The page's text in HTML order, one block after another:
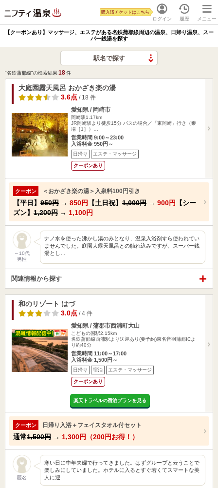
ログイン
購入済チケットはこちら
履歴 メニュー
【クーポンあり】マッサージ、エステがある名鉄蒲郡線周辺の温泉、日帰り温泉、スー
パー銭湯を探す
駅名で探す
"名鉄蒲郡線"の検索結果18件
大庭園露天風呂 おかざき楽の湯
3.6点 / 18 件
愛知県 / 岡崎市
岡崎駅1.17km
JR岡崎駅より徒歩15分 バスの場合／「東岡崎」行き（乗
場［1］）…
営業時間 9:00～23:00
入浴料金 950円～
日帰り エステ・マッサージ
クーポンあり
クーポン ＜おかざき楽の湯＞入泉料100円引き
【平日】 950円 → 850円 【土日祝】 1,000円 → 900円
【シー
ズン】 1,200円 → 1,100円
～10代
男性
ナノ水を使った沸かし湯のみとなり、温泉入浴剤すら使われてい
ませんでした。庭園大露天風呂との触れ込みですが、スーパー銭
湯とし…
関連情報から探す
和のリゾート はづ
3.0点 / 4 件
愛知県 / 蒲郡市西浦町大山
こどもの国駅2.15km
名鉄蒲郡線西浦駅より送迎あり(要予約)東名音羽蒲郡ICよ
り約40分
営業時間 11:00～17:00
入浴料金 1,500円～
日帰り 宿泊 エステ・マッサージ
クーポンあり
楽天トラベルの宿泊プランを見る
クーポン 日帰り入浴＋フェイスタオル付セット
通常1,500円 → 1,300円（200円お得！）
匿名
寒い日に中年夫婦で行ってきました。はずグループと云うことで
楽しみにしていました。ホテルに入るとすぐ若くてスマートな美
人に迎…